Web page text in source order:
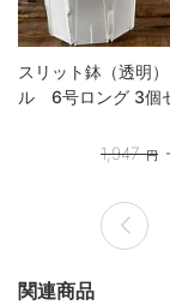
スリット鉢（透明
ル 6号ロング 3個
1,947 円
関連商品